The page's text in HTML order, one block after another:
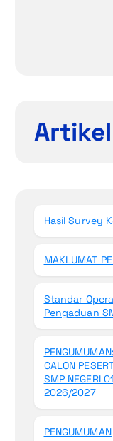
Hasil Survey
MAKLUMAT
Standar
Pengaduan
CALON
SMP NEGERI
2026/2027
PENGUMUMAN